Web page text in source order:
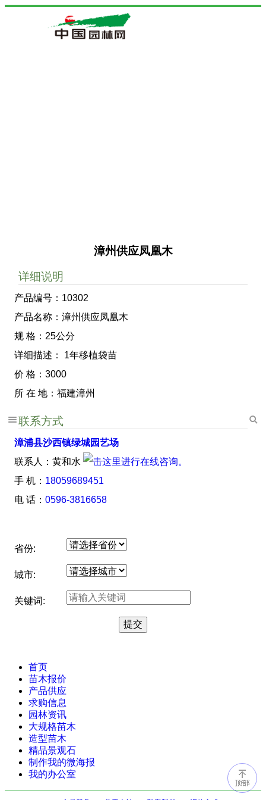
漳州供应凤凰木
详细说明
产品编号：10302
产品名称：漳州供应凤凰木
规 格：25公分
详细描述： 1年移植袋苗
价 格：3000
所 在 地：福建漳州
联系方式
漳浦县沙西镇绿城园艺场
联系人：黄和水
手 机： 18059689451
电 话： 0596-3816658
省份:
城市:
关键词:
首页
苗木报价
产品供应
求购信息
园林资讯
大规格苗木
造型苗木
精品景观石
制作我的微海报
我的办公室